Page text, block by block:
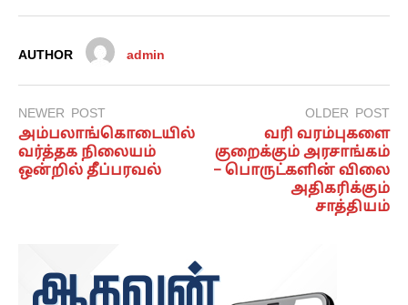
AUTHOR admin
NEWER POST
அம்பலாங்கொடையில்
வர்த்தக நிலையம்
ஒன்றில் தீப்பரவல்
OLDER POST
வரி வரம்புகளை
குறைக்கும் அரசாங்கம்
– பொருட்களின் விலை
அதிகரிக்கும்
சாத்தியம்